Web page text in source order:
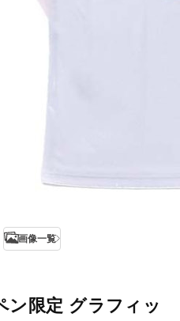
画像一覧
ン限定 グラフィッ